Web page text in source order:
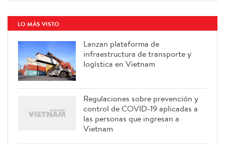
LO MÁS VISTO
Lanzan plataforma de
infraestructura de transporte y
logística en Vietnam
Regulaciones sobre prevención y
control de COVID-19 aplicadas a
las personas que ingresan a
Vietnam